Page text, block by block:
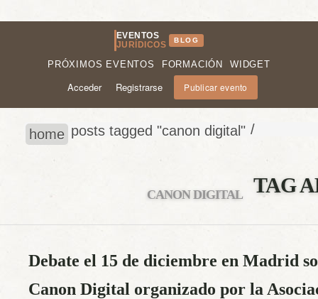
EVENTOS
JURÍDICOS
BLOG
PRÓXIMOS EVENTOS FORMACIÓN WIDGET
Acceder Registrarse Publicar evento
home /
posts tagged "canon digital"
TAG
CANON DIGITAL
Debate el 15 de diciembre en Madrid
Canon Digital organizado por la